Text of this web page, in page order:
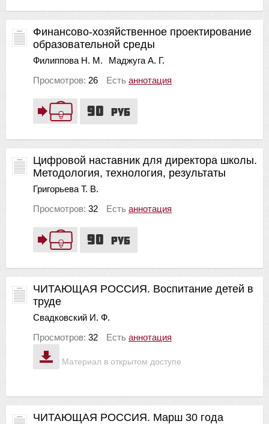
90 руб
Финансово-хозяйственное проектирование
образовательной среды
Филиппова Н. М.
Маджуга А. Г.
Просмотров: 26 Есть аннотация
90 руб
Цифровой наставник для директора школы.
Методология, технология, результаты
Григорьева Т. В.
Просмотров: 32 Есть аннотация
Материал в открытом доступе
ЧИТАЮЩАЯ РОССИЯ. Воспитание детей в
труде
Свадковский И. Ф.
Просмотров: 32 Есть аннотация
ЧИТАЮЩАЯ РОССИЯ. Марш 30 года